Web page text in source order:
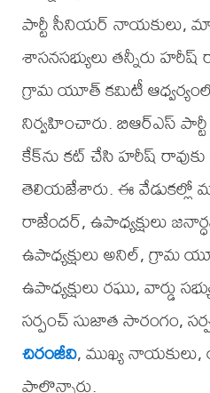
పార్టీ సీనియర్ నాయకులు,
శాసనసభ్యులు తన్నీరు హరీష్
గ్రామ యూత్ కమిటీ
నిర్వహించారు. బిఆర్ఎస్ పార్టీ
కేక్‌ను కట్ చేసి హరీష్ రావుకు
తెలియజేశారు. ఈ వేడుకల్లో
రాజేందర్, ఉపాధ్యక్షులు
ఉపాధ్యక్షులు అనిల్, గ్రామ
ఉపాధ్యక్షులు రఘు, వార్డు
సర్పంచ్ సుజాత సారంగం,
చిరంజీవి, ముఖ్య
పాల్గొన్నారు.